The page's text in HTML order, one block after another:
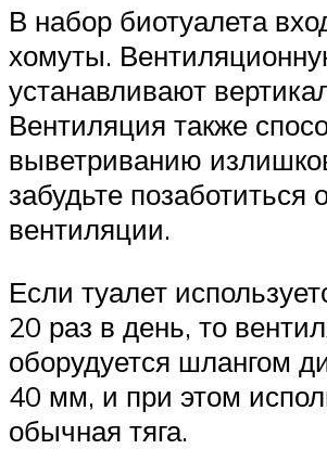
В набор биотуалета
хомуты.
устанавливают
Вентиляция также
выветриванию
забудьте позаботиться
вентиляции.
Если туалет
20 раз в день, то
оборудуется шлангом
40 мм, и при этом
обычная тяга.